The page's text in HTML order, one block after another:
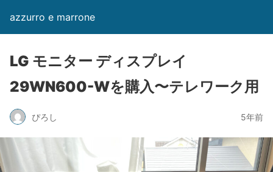
azzurro e marrone
LG モニター ディスプレイ
29WN600-Wを購入〜テレワーク用
ぴろし 5年前